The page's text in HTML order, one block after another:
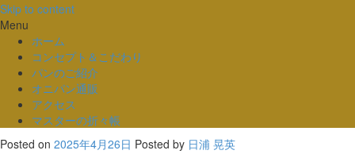
Skip to content
Menu
ホーム
コンセプト＆こだわり
パンのご紹介
オニパン通販
アクセス
マスターの折々帳
Posted on 2025年4月26日 Posted by 日浦 晃英